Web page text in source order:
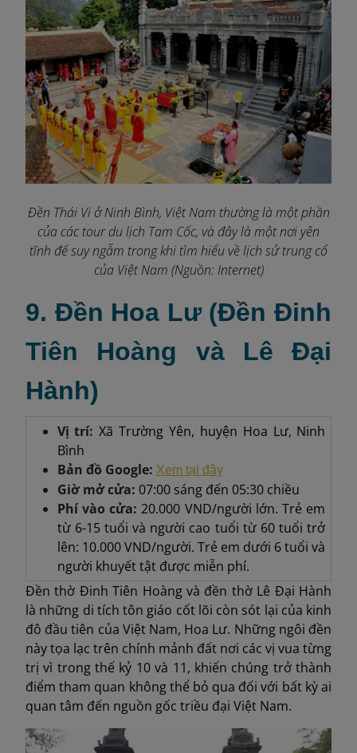
Đền Thái Vi ở Ninh Bình, Việt Nam thường là một phần
của các tour du lịch Tam Cốc, và đây là một nơi yên
tĩnh để suy ngẫm trong khi tìm hiểu về lịch sử trung cổ
của Việt Nam (Nguồn: Internet)
9. Đền Hoa Lư (Đền Đinh
Tiên Hoàng và Lê Đại
Hành)
Vị trí:Xã Trường Yên, huyện Hoa Lư, Ninh
Bình
Bản đồ Google: Xem tại đây
Giờ mở cửa: 07:00 sáng đến 05:30 chiều
Phí vào cửa:20.000 VND/người lớn. Trẻ em
từ 6-15 tuổi và người cao tuổi từ 60 tuổi trở
lên: 10.000 VND/người. Trẻ em dưới 6 tuổi và
người khuyết tật được miễn phí.
Đền thờ Đinh Tiên Hoàng và đền thờ Lê Đại Hành
là những di tích tôn giáo cốt lõi còn sót lại của kinh
đô đầu tiên của Việt Nam, Hoa Lư. Những ngôi đền
này tọa lạc trên chính mảnh đất nơi các vị vua từng
trị vì trong thế kỷ 10 và 11, khiến chúng trở thành
điểm tham quan không thể bỏ qua đối với bất kỳ ai
quan tâm đến nguồn gốc triều đại Việt Nam.